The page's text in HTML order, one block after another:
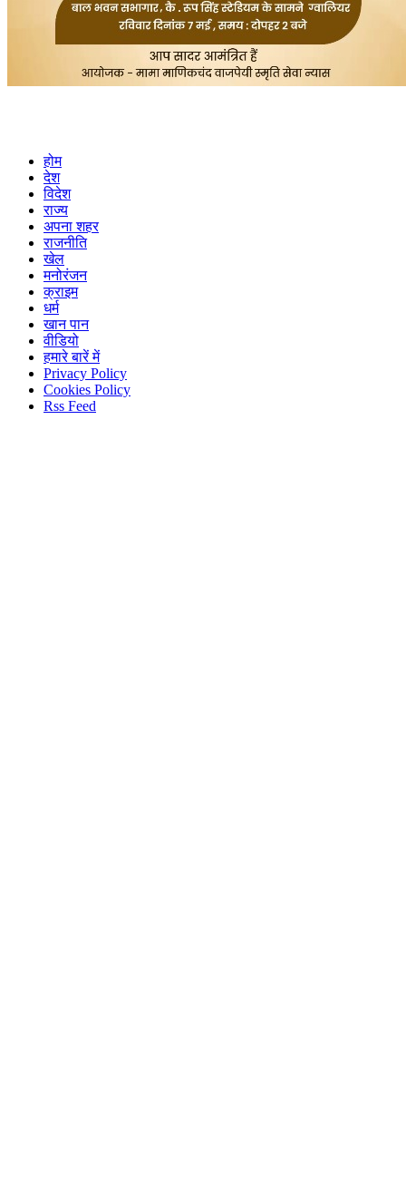
होम
देश
विदेश
राज्य
अपना शहर
राजनीति
खेल
मनोरंजन
क्राइम
धर्म
खान पान
वीडियो
हमारे बारें में
Privacy Policy
Cookies Policy
Rss Feed